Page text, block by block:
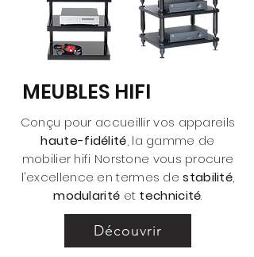
MEUBLES HIFI
Conçu pour accueillir vos appareils
haute-fidélité, la gamme de
mobilier hifi Norstone vous procure
l'excellence en termes destabilité,
modularité et technicité.
Découvrir